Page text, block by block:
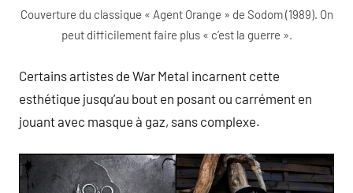
Couverture du classique « Agent Orange » de Sodom (1989). On
peut difficilement faire plus « c’est la guerre ».
Certains artistes de War Metal incarnent cette
esthétique jusqu’au bout en posant ou carrément en
jouant avec masque à gaz, sans complexe.